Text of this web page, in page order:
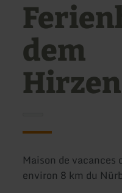
dem
Maison de vacances
environ 8 km du